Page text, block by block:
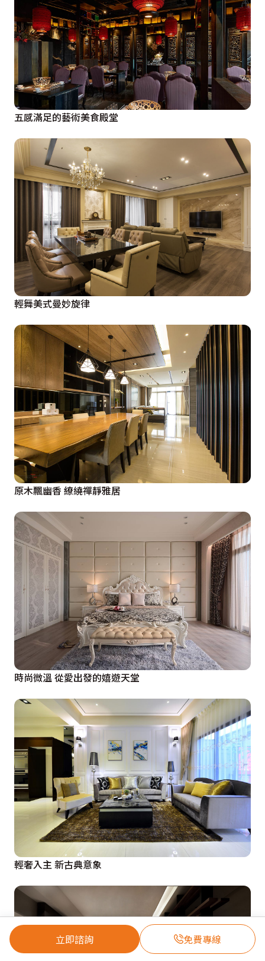
立即諮詢 免費專線
五感滿足的藝術美食殿堂
輕舞美式曼妙旋律
原木飄幽香 繚繞禪靜雅居
時尚微溫 從愛出發的嬉遊天堂
輕奢入主 新古典意象